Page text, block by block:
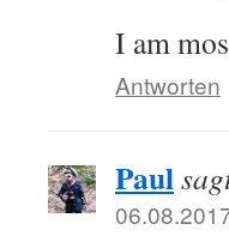
I am
Antworten
Paul